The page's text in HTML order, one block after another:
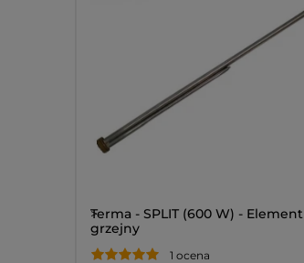
>
Terma - SPLIT (600 W) - Element
grzejny
1 ocena